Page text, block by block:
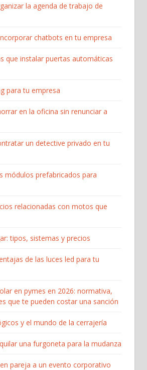
la agenda de trabajo de
chatbots en tu empresa
que instalar puertas automáticas
para tu empresa
en la oficina sin renunciar a
un detective privado en tu
módulos prefabricados para
relacionadas con motos que
tipos, sistemas y precios
de las luces led para tu
en pymes en 2026: normativa,
que te pueden costar una sanción
y el mundo de la cerrajería
una furgoneta para la mudanza
pareja a un evento corporativo